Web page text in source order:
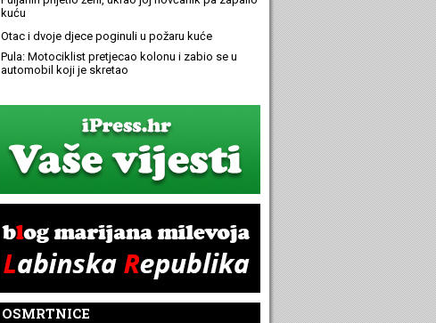
kuću
Otac i dvoje djece poginuli u požaru kuće
Pula: Motociklist pretjecao kolonu i zabio se u
automobil koji je skretao
OSMRTNICE